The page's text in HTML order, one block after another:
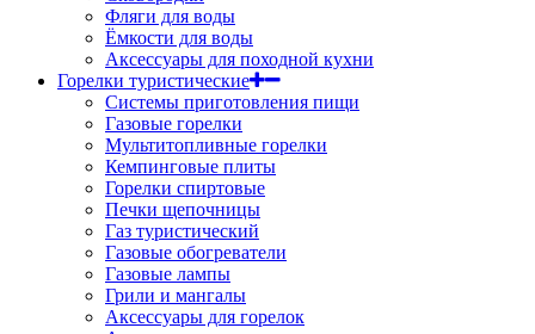
Фляги для воды
Ёмкости для воды
Аксессуары для походной кухни
Горелки туристические
Системы приготовления пищи
Газовые горелки
Мультитопливные горелки
Кемпинговые плиты
Горелки спиртовые
Печки щепочницы
Газ туристический
Газовые обогреватели
Газовые лампы
Грили и мангалы
Аксессуары для горелок